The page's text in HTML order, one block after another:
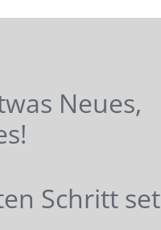
Neues,
Schritt